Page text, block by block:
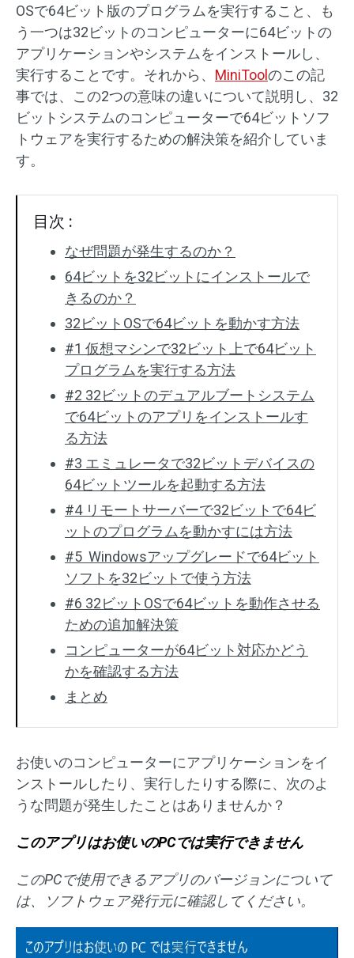
OSで64ビット版のプログラムを実行すること、も
う一つは32ビットのコンピューターに64ビットの
アプリケーションやシステムをインストールし、
実行することです。それから、 MiniToolのこの記
事では、この2つの意味の違いについて説明し、32
ビットシステムのコンピューターで64ビットソフ
トウェアを実行するための解決策を紹介していま
す。
目次 :
なぜ問題が発生するのか？
64ビットを32ビットにインストールで
きるのか？
32ビットOSで64ビットを動かす方法
#1 仮想マシンで32ビット上で64ビット
プログラムを実行する方法
#2 32ビットのデュアルブートシステム
で64ビットのアプリをインストールす
る方法
#3 エミュレータで32ビットデバイスの
64ビットツールを起動する方法
#4 リモートサーバーで32ビットで64ビ
ットのプログラムを動かすには方法
#5 Windowsアップグレードで64ビット
ソフトを32ビットで使う方法
#6 32ビットOSで64ビットを動作させる
ための追加解決策
コンピューターが64ビット対応かどう
かを確認する方法
まとめ
お使いのコンピューターにアプリケーションをイ
ンストールしたり、実行したりする際に、次のよ
うな問題が発生したことはありませんか？
このアプリはお使いのPCでは実行できません
このPCで使用できるアプリのバージョンについて
は、ソフトウェア発行元に確認してください。